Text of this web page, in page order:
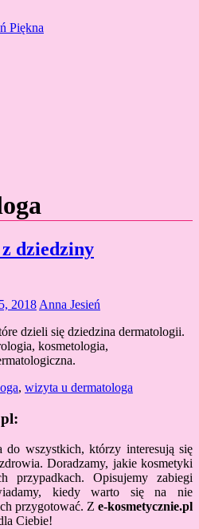
dziedziny
2018 Anna Jesień
dzieli się dziedzina dermatologii.
kosmetologia,
, wizyta u dermatologa
do wszystkich, którzy interesują się
Doradzamy, jakie kosmetyki
przypadkach. Opisujemy zabiegi
kiedy warto się na nie
przygotować. Z e-kosmetycznie.pl
Ciebie!